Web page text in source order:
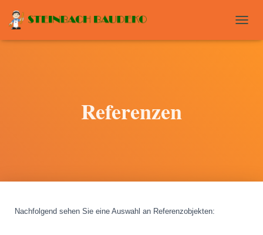
O
Referenzen
Nachfolgend sehen Sie eine Auswahl an Referenzobjekten: